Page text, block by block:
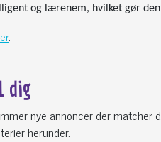
og lærenem, hvilket gør
.
dig
nye annoncer der matcher
herunder.